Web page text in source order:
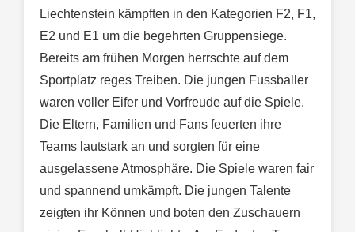
Liechtenstein kämpften in den Kategorien F2, F1,
E2 und E1 um die begehrten Gruppensiege.
Bereits am frühen Morgen herrschte auf dem
Sportplatz reges Treiben. Die jungen Fussballer
waren voller Eifer und Vorfreude auf die Spiele.
Die Eltern, Familien und Fans feuerten ihre
Teams lautstark an und sorgten für eine
ausgelassene Atmosphäre. Die Spiele waren fair
und spannend umkämpft. Die jungen Talente
zeigten ihr Können und boten den Zuschauern